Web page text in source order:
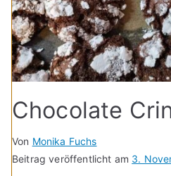
Chocolate
Von Monika Fuchs
Beitrag veröffentlicht am 3.